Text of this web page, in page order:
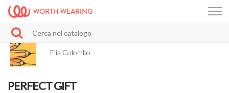
WORTH WEARING
Elia Colombo
PERFECT GIFT